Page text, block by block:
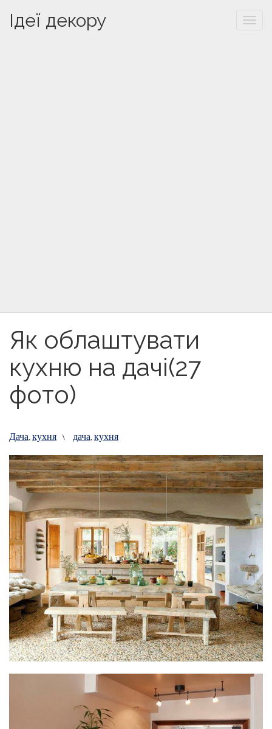
Ідеї декору
Як облаштувати
кухню на дачі(27
фото)
Дача,кухня \ дача,кухня